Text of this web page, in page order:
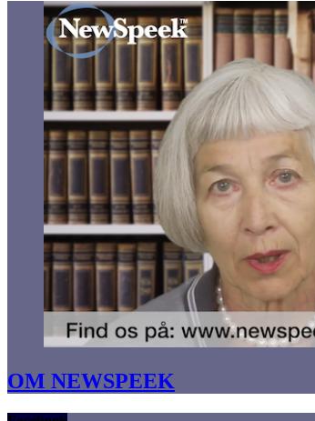
OM NEWSPEEK